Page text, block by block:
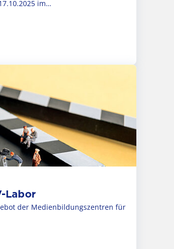
im…
Labor
der Medienbildungszentren für